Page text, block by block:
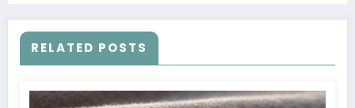
RELATED POSTS